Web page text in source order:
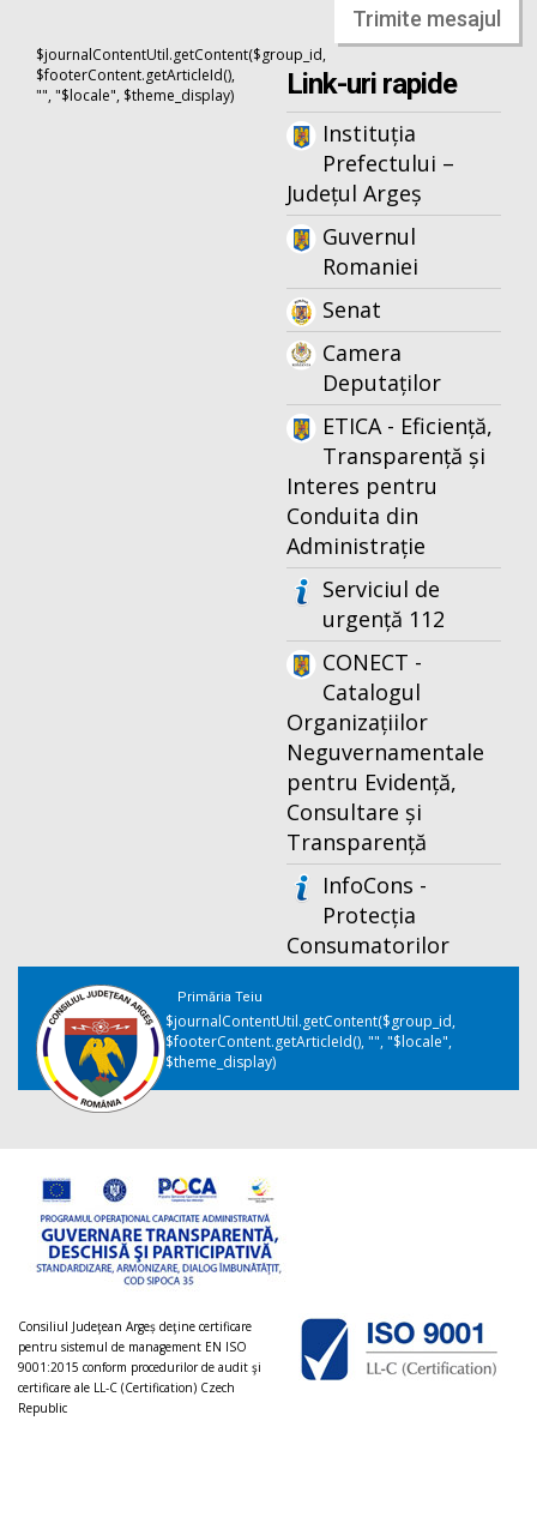
Trimite mesajul
$journalContentUtil.getContent($group_id,
$footerContent.getArticleId(),
"", "$locale", $theme_display)
Link-uri rapide
Instituția
Prefectului –
Județul Argeș
Guvernul
Romaniei
Senat
Camera
Deputaților
ETICA - Eficiență,
Transparență și
Interes pentru
Conduita din
Administrație
Serviciul de
urgență 112
CONECT -
Catalogul
Organizațiilor
Neguvernamentale
pentru Evidență,
Consultare și
Transparență
InfoCons -
Protecția
Consumatorilor
Primăria Teiu
$journalContentUtil.getContent($group_id,
$footerContent.getArticleId(), "", "$locale",
$theme_display)
Consiliul Judeţean Argeș deţine certificare
pentru sistemul de management EN ISO
9001:2015 conform procedurilor de audit şi
certificare ale LL-C (Certification) Czech
Republic